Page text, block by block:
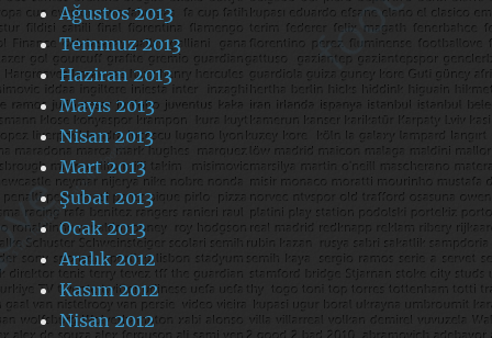
Ağustos 2013
Temmuz 2013
Haziran 2013
Mayıs 2013
Nisan 2013
Mart 2013
Şubat 2013
Ocak 2013
Aralık 2012
Kasım 2012
Nisan 2012